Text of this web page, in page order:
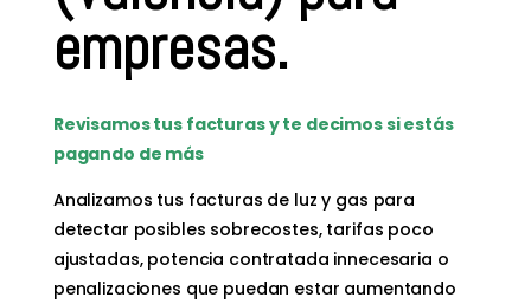
empresas.
Revisamos tus facturas y te decimos si estás
pagando de más
Analizamos tus facturas de luz y gas para
detectar posibles sobrecostes, tarifas poco
ajustadas, potencia contratada innecesaria o
penalizaciones que puedan estar aumentando